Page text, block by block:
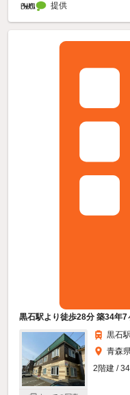
提供
黒石駅より徒歩28分 築34年
黒石
青森
2階建 /